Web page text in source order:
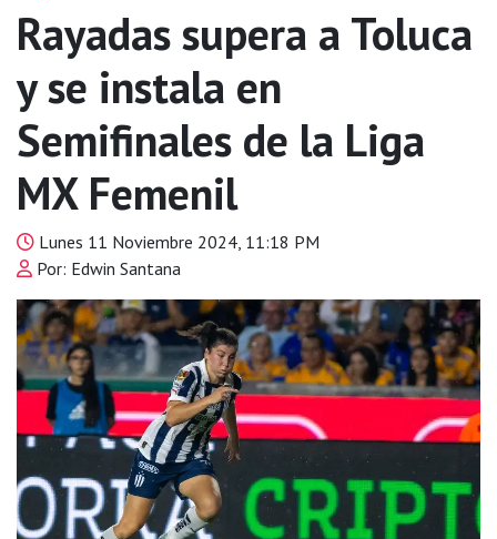
Rayadas supera a Toluca
y se instala en
Semifinales de la Liga
MX Femenil
Lunes 11 Noviembre 2024, 11:18 PM
Por: Edwin Santana